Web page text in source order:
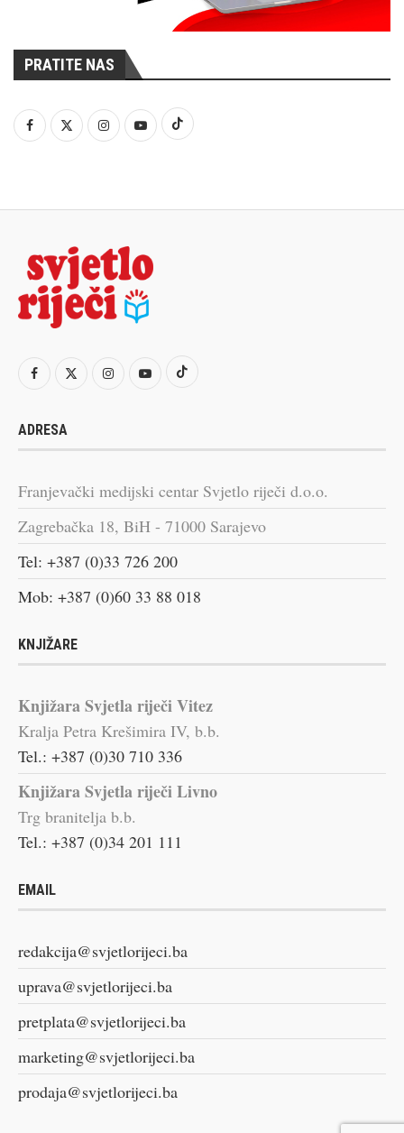
PRATITE NAS
ADRESA
Franjevački medijski centar Svjetlo riječi d.o.o.
Zagrebačka 18, BiH - 71000 Sarajevo
Tel: +387 (0)33 726 200
Mob: +387 (0)60 33 88 018
KNJIŽARE
Knjižara Svjetla riječi Vitez
Kralja Petra Krešimira IV, b.b.
Tel.: +387 (0)30 710 336
Knjižara Svjetla riječi Livno
Trg branitelja b.b.
Tel.: +387 (0)34 201 111
EMAIL
redakcija@svjetlorijeci.ba
uprava@svjetlorijeci.ba
pretplata@svjetlorijeci.ba
marketing@svjetlorijeci.ba
prodaja@svjetlorijeci.ba